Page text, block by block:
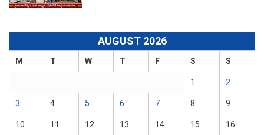
AUGUST 2026
M T W T F S S
1 2
3 4 5 6 7 8 9
10 11 12 13 14 15 16